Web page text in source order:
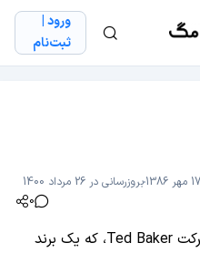
ورود |
ثبت‌نام
بروزرسانی در 26 مرداد 1400
0
به گزارش گروه خبری GSM، دو شرکت Ted Baker، که یک برند